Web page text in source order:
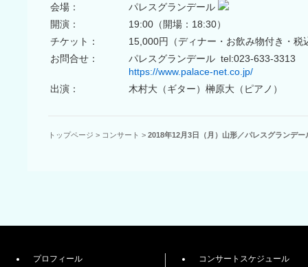
会場：
パレスグランデール
開演：
19:00（開場：18:30）
チケット：
15,000円（ディナー・お飲み物付き・税
お問合せ：
パレスグランデール tel:023-633-3313
https://www.palace-net.co.jp/
出演：
木村大（ギター）榊原大（ピアノ）
トップページ > コンサート > 2018年12月3日（月）山形／パレスグランデ
プロフィール
コンサートスケジュール